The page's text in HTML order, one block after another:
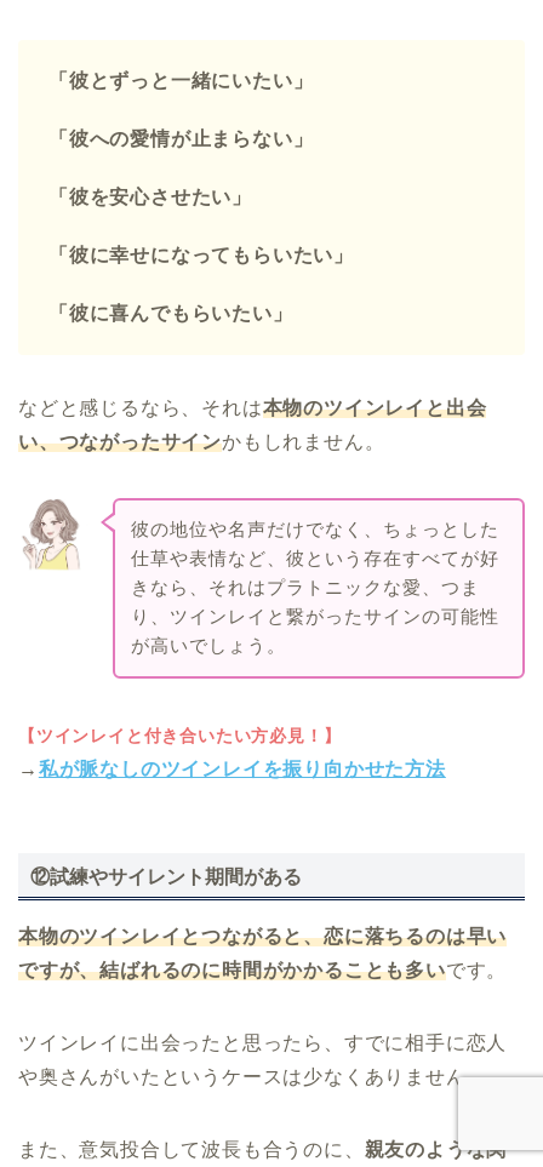
「彼とずっと一緒にいたい」
「彼への愛情が止まらない」
「彼を安心させたい」
「彼に幸せになってもらいたい」
「彼に喜んでもらいたい」
などと感じるなら、それは本物のツインレイと出会
い、つながったサインかもしれません。
彼の地位や名声だけでなく、ちょっとした
仕草や表情など、彼という存在すべてが好
きなら、それはプラトニックな愛、つま
り、ツインレイと繋がったサインの可能性
が高いでしょう。
【ツインレイと付き合いたい方必見！】
→ 私が脈なしのツインレイを振り向かせた方法
⑫試練やサイレント期間がある
本物のツインレイとつながると、恋に落ちるのは早い
ですが、結ばれるのに時間がかかることも多いです。
ツインレイに出会ったと思ったら、すでに相手に恋人
や奥さんがいたというケースは少なくありません。
また、意気投合して波長も合うのに、 親友のような関